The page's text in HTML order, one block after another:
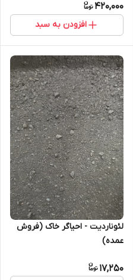
420,000
افزودن به سبد
لئوناردیت - احیاگر خاک (فروش
عمده)
17,250